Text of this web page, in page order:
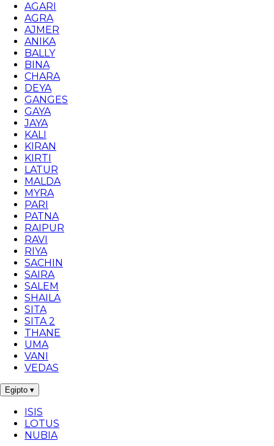
AGARI
AGRA
AJMER
ANIKA
BALLY
BINA
CHARA
DEYA
GANGES
GAYA
JAYA
KALI
KIRAN
KIRTI
LATUR
MALDA
MYRA
PARI
PATNA
RAIPUR
RAVI
RIYA
SACHIN
SAIRA
SALEM
SHAILA
SITA
SITA 2
THANE
UMA
VANI
VEDAS
Egipto ▾
ISIS
LOTUS
NUBIA